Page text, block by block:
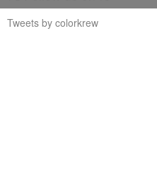
Tweets by colorkrew